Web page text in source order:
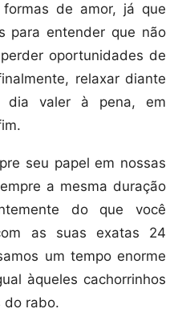
de amor, já que
para entender que não
oportunidades de
relaxar diante
valer à pena, em
seu papel em nossas
a mesma duração
do que você
as suas exatas 24
um tempo enorme
àqueles cachorrinhos
do rabo.